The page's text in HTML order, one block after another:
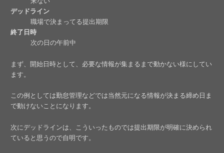
デッドライン
職場で決まってる提出期限
終了日時
次の日の午前中
まず、開始日時として、必要な情報が集まるまで動かない様にしてい
ます。
この例としては勤怠管理などでは当然元になる情報が決まる締め日ま
で動けないことになります。
次にデッドラインは、こういったものでは提出期限が明確に決められ
ていると思うので自明です。